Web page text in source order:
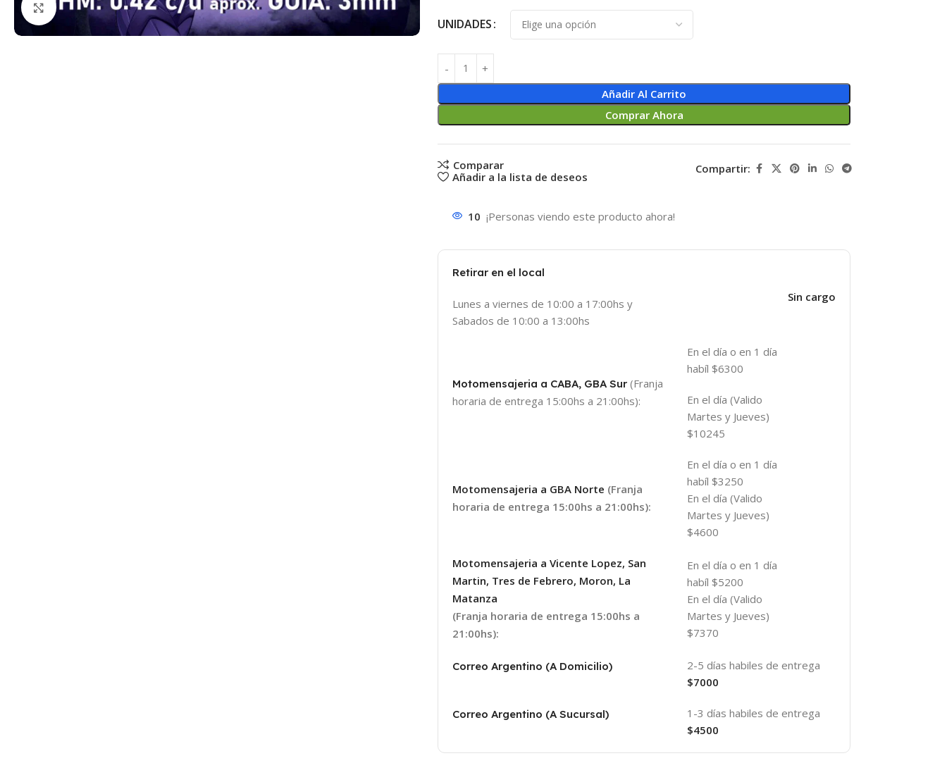
Haga clic para ampliar
UNIDADES
Añadir Al Carrito
Comprar Ahora
Comparar
Añadir a la lista de deseos
Compartir:
10 ¡Personas viendo este producto ahora!
Retirar en el local
Lunes a viernes de 10:00 a 17:00hs y
Sabados de 10:00 a 13:00hs
Sin cargo
Motomensajeria a CABA, GBA Sur (Franja
horaria de entrega 15:00hs a 21:00hs):
En el día o en 1 día
habíl $6300
En el día (Valido
Martes y Jueves)
$10245
Motomensajeria a GBA Norte (Franja
horaria de entrega 15:00hs a 21:00hs):
En el día o en 1 día
habíl $3250
En el día (Valido
Martes y Jueves)
$4600
Motomensajeria a Vicente Lopez, San
Martin, Tres de Febrero, Moron, La
Matanza
(Franja horaria de entrega 15:00hs a
21:00hs):
En el día o en 1 día
habíl $5200
En el día (Valido
Martes y Jueves)
$7370
Correo Argentino (A Domicilio)
2-5 días habiles de entrega
$7000
Correo Argentino (A Sucursal)
1-3 días habiles de entrega
$4500